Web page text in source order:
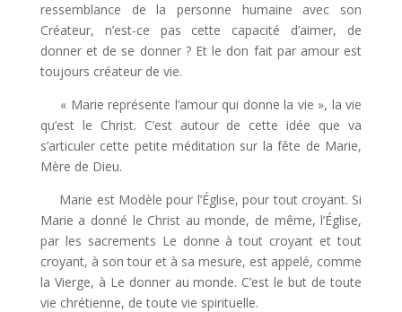
ressemblance de la personne humaine avec son
Créateur, n’est-ce pas cette capacité d’aimer, de
donner et de se donner ? Et le don fait par amour est
toujours créateur de vie.
« Marie représente l’amour qui donne la vie », la vie
qu’est le Christ. C’est autour de cette idée que va
s’articuler cette petite méditation sur la fête de Marie,
Mère de Dieu.
Marie est Modèle pour l’Église, pour tout croyant. Si
Marie a donné le Christ au monde, de même, l’Église,
par les sacrements Le donne à tout croyant et tout
croyant, à son tour et à sa mesure, est appelé, comme
la Vierge, à Le donner au monde. C’est le but de toute
vie chrétienne, de toute vie spirituelle.